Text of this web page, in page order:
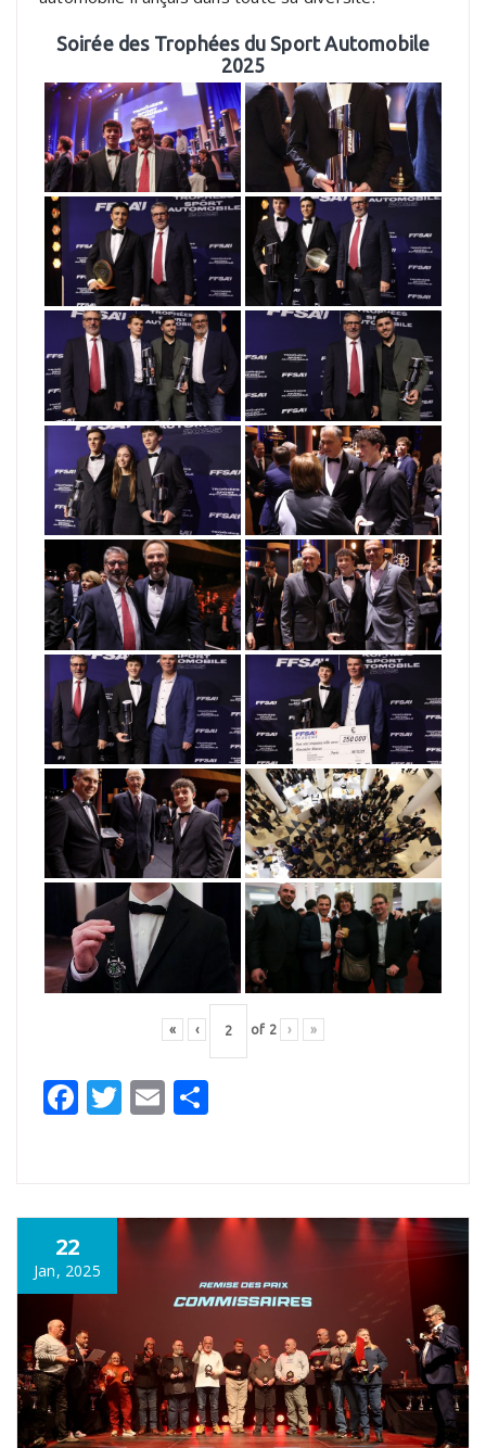
Soirée des Trophées du Sport Automobile
2025
« ‹ of 2 › »
Facebook
Twitter
Email
22
Jan, 2025